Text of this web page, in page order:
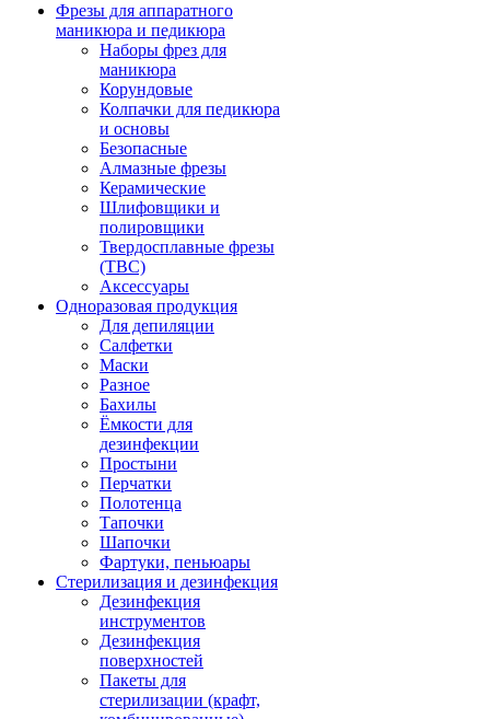
Фрезы для аппаратного
маникюра и педикюра
Наборы фрез для
маникюра
Корундовые
Колпачки для педикюра
и основы
Безопасные
Алмазные фрезы
Керамические
Шлифовщики и
полировщики
Твердосплавные фрезы
(ТВС)
Аксессуары
Одноразовая продукция
Для депиляции
Салфетки
Маски
Разное
Бахилы
Ёмкости для
дезинфекции
Простыни
Перчатки
Полотенца
Тапочки
Шапочки
Фартуки, пеньюары
Стерилизация и дезинфекция
Дезинфекция
инструментов
Дезинфекция
поверхностей
Пакеты для
стерилизации (крафт,